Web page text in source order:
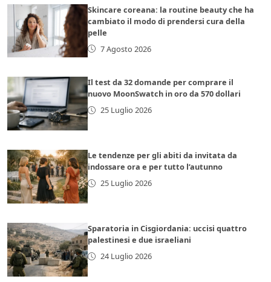
Skincare coreana: la routine beauty che ha
cambiato il modo di prendersi cura della
pelle
7 Agosto 2026
Il test da 32 domande per comprare il
nuovo MoonSwatch in oro da 570 dollari
25 Luglio 2026
Le tendenze per gli abiti da invitata da
indossare ora e per tutto l’autunno
25 Luglio 2026
Sparatoria in Cisgiordania: uccisi quattro
palestinesi e due israeliani
24 Luglio 2026